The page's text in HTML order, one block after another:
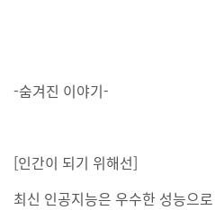
-숨겨진 이야기-
[인간이 되기 위해선]
최신 인공지능은 우수한 성능으